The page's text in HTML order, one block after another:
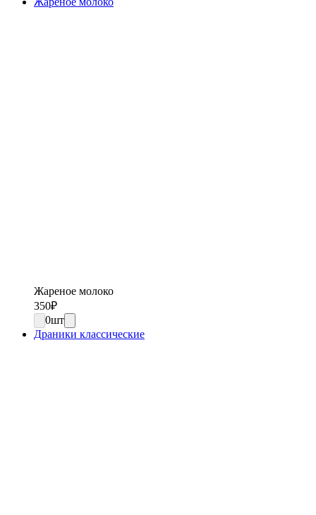
Жареное молоко
350₽
0шт
Драники классические